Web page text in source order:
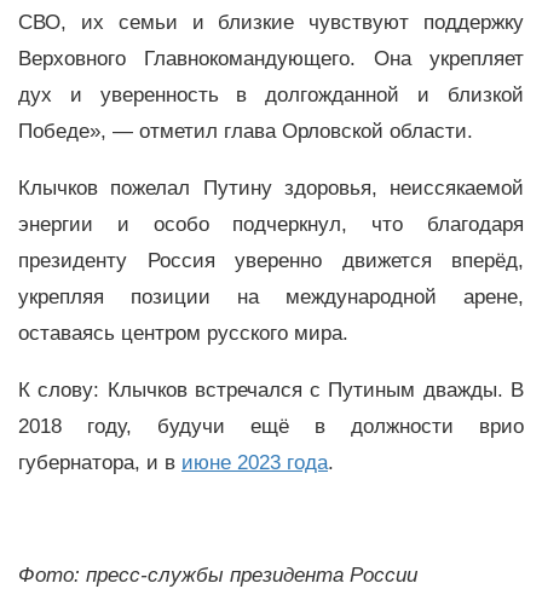
СВО, их семьи и близкие чувствуют поддержку
Верховного Главнокомандующего. Она укрепляет
дух и уверенность в долгожданной и близкой
Победе», — отметил глава Орловской области.
Клычков пожелал Путину здоровья, неиссякаемой
энергии и особо подчеркнул, что благодаря
президенту Россия уверенно движется вперёд,
укрепляя позиции на международной арене,
оставаясь центром русского мира.
К слову: Клычков встречался с Путиным дважды. В
2018 году, будучи ещё в должности врио
губернатора, и в июне 2023 года.
Фото: пресс-службы президента России